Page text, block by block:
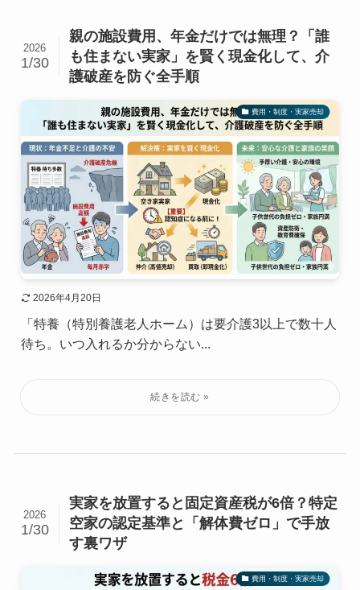
親の施設費用、年金だけでは無理？「誰
も住まない実家」を賢く現金化して、介
護破産を防ぐ全手順
2026
1/30
費用・制度・実家売却
2026年4月20日
「特養（特別養護老人ホーム）は要介護3以上で数十人
待ち。いつ入れるか分からない...
実家を放置すると固定資産税が6倍？特定
空家の認定基準と「解体費ゼロ」で手放
す裏ワザ
2026
1/30
費用・制度・実家売却